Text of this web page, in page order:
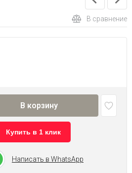
В сравнение
В корзину
Купить в 1 клик
Написать в WhatsApp